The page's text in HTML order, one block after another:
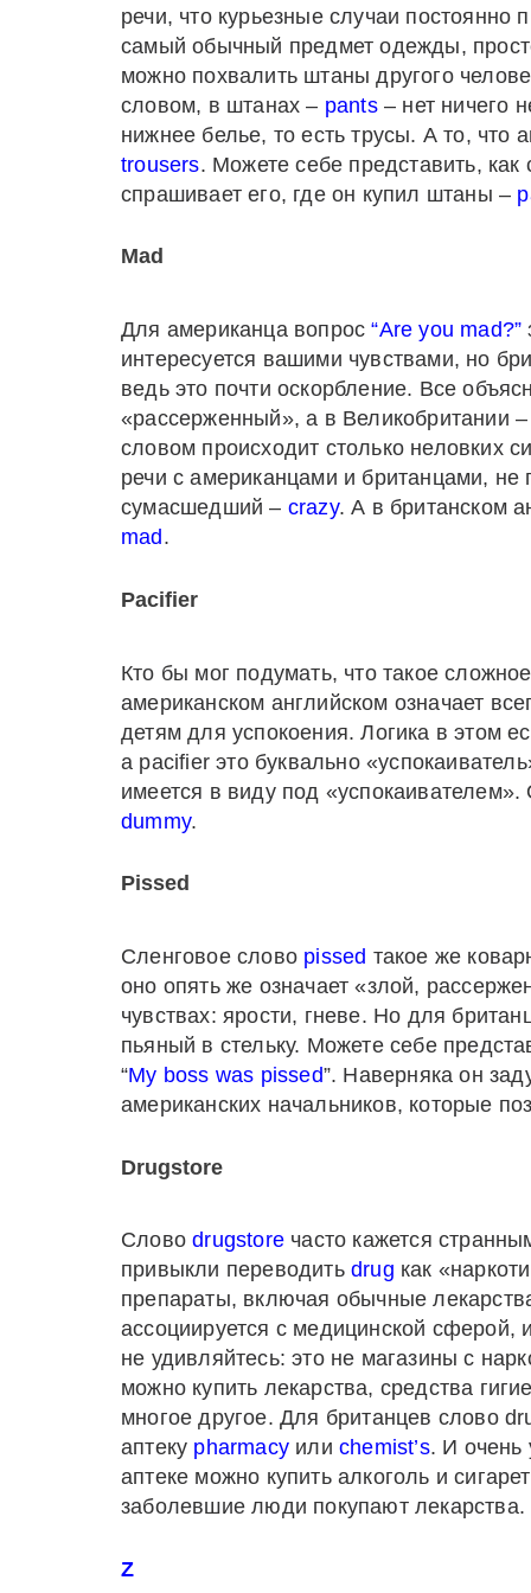
речи, что курьезные случаи
самый обычный предмет одежды,
можно похвалить штаны другого
словом, в штанах – pants– нет ничего
нижнее белье, то есть трусы. А то,
trousers. Можете себе представить,
спрашивает его, где он купил штаны –
Mad
Для американца вопрос“Are you mad?”
интересуется вашими чувствами, но
ведь это почти оскорбление. Все
«рассерженный», а в Великобритании
словом происходит столько неловких
речи с американцами и британцами,
сумасшедший – crazy. А в британском
mad .
Pacifier
Кто бы мог подумать, что такое
американском английском означает
детям для успокоения. Логика в этом
а pacifier это буквально
имеется в виду под
dummy.
Pissed
Сленговое слово pissed такое же
оно опять же означает «злой,
чувствах: ярости, гневе. Но для
пьяный в стельку. Можете себе
“My boss was pissed”. Наверняка он
американских начальников, которые
Drugstore
Словоdrugstore часто кажется
привыкли переводить drug как
препараты, включая обычные
ассоциируется с медицинской
не удивляйтесь: это не магазины с
можно купить лекарства, средства
многое другое. Для британцев слово
аптеку pharmacy илиchemist’s. И очень
аптеке можно купить алкоголь и
заболевшие люди покупают
Z